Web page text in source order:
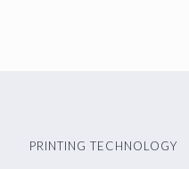
PRINTING TECHNOLOGY